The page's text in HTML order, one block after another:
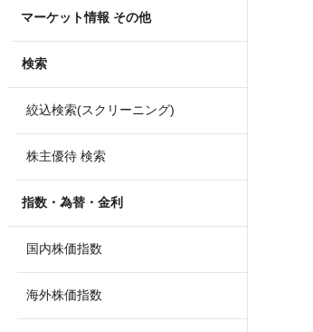
マーケット情報 その他
検索
絞込検索(スクリーニング)
株主優待 検索
指数・為替・金利
国内株価指数
海外株価指数